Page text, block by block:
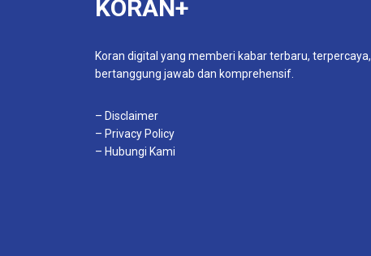
KORAN+
Koran digital yang memberi kabar terbaru, terpercaya,
bertanggung jawab dan komprehensif.
– Disclaimer
– Privacy Policy
– Hubungi Kami